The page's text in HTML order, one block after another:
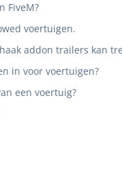
FiveM?
voertuigen.
addon trailers kan
in voor voertuigen?
een voertuig?